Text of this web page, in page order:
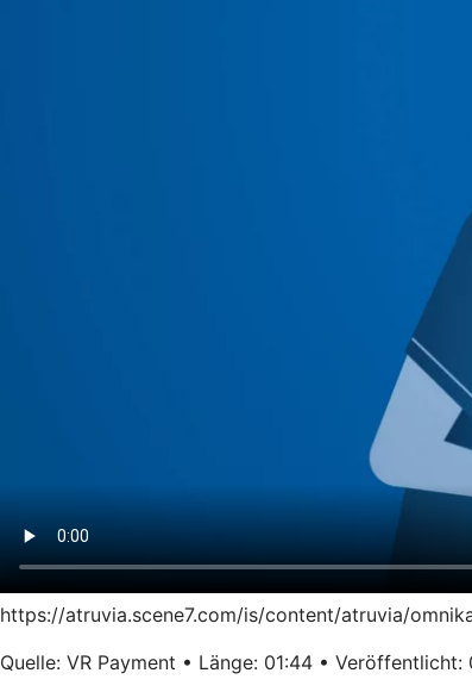
https://atruvia.scene7.com/is/content/atruvia/
Quelle: VR Payment • Länge: 01:44 • Veröffentlicht: